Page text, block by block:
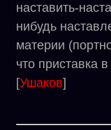
наставить-
нибудь
материи
что приставка
[Ушаков]